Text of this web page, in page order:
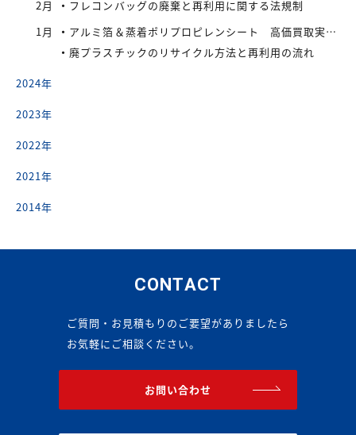
2月
フレコンバッグの廃棄と再利用に関する法規制
1月
アルミ箔＆蒸着ポリプロピレンシート 高価買取実施中
廃プラスチックのリサイクル方法と再利用の流れ
2024年
2023年
2022年
2021年
2014年
CONTACT
ご質問・お見積もりのご要望がありましたら
お気軽にご相談ください。
お問い合わせ